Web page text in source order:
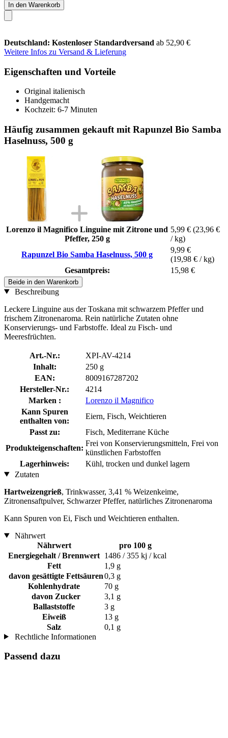
In den Warenkorb
Deutschland: Kostenloser Standardversand ab 52,90 €
Weitere Infos zu Versand & Lieferung
Eigenschaften und Vorteile
Original italienisch
Handgemacht
Kochzeit: 6-7 Minuten
Häufig zusammen gekauft mit Rapunzel Bio Samba
Haselnuss, 500 g
Lorenzo il Magnifico Linguine mit Zitrone und
Pfeffer, 250 g
5,99 € (23,96 €
/ kg)
Rapunzel Bio Samba Haselnuss, 500 g
9,99 €
(19,98 € / kg)
Gesamtpreis:
15,98 €
Beide in den Warenkorb
Beschreibung
Leckere Linguine aus der Toskana mit schwarzem Pfeffer und
frischem Zitronenaroma. Rein natürliche Zutaten ohne
Konservierungs- und Farbstoffe. Ideal zu Fisch- und
Meeresfrüchten.
Art.-Nr.:
XPI-AV-4214
Inhalt:
250 g
EAN:
8009167287202
Hersteller-Nr.:
4214
Marken :
Lorenzo il Magnifico
Kann Spuren
enthalten von:
Eiern, Fisch, Weichtieren
Passt zu:
Fisch, Mediterrane Küche
Produkteigenschaften:
Frei von Konservierungsmitteln, Frei von
künstlichen Farbstoffen
Lagerhinweis:
Kühl, trocken und dunkel lagern
Zutaten
Hartweizengrieß, Trinkwasser, 3,41 % Weizenkeime,
Zitronensaftpulver, Schwarzer Pfeffer, natürliches Zitronenaroma
Kann Spuren von Ei, Fisch und Weichtieren enthalten.
Nährwert
Nährwert
pro 100 g
Energiegehalt / Brennwert 1486 / 355 kj / kcal
Fett
1,9 g
davon gesättigte Fettsäuren0,3 g
Kohlenhydrate
70 g
davon Zucker
3,1 g
Ballaststoffe
3 g
Eiweiß
13 g
Salz
0,1 g
Rechtliche Informationen
Passend dazu